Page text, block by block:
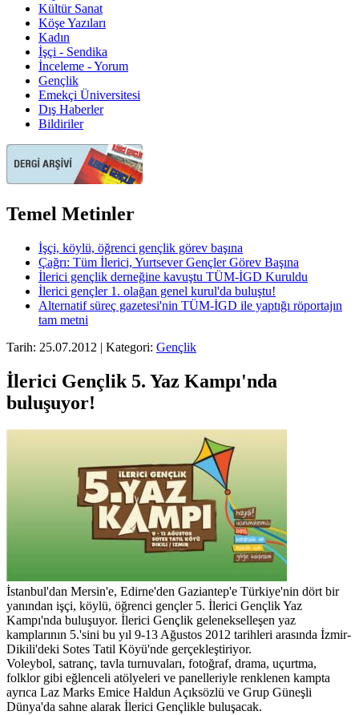
Kültür Sanat
Köşe Yazıları
Kadın
İşçi - Sendika
İnceleme - Yorum
Gençlik
Emekçi Üniversitesi
Dış Haberler
Bildiriler
Temel Metinler
İşçi, köylü, öğrenci gençlik görev başına
Çağrı: Tüm İlerici, Yurtsever Gençler Görev Başına
İlerici gençlik derneğine kavuştu TÜM-İGD Kuruldu
İlerici gençler 1. olağan genel kurul'da buluştu!
Alternatif süreç gazetesi'nin TÜM-İGD ile yaptığı röportajın
tam metni
Tarih: 25.07.2012 | Kategori: Gençlik
İlerici Gençlik 5. Yaz Kampı'nda
buluşuyor!
İstanbul'dan Mersin'e, Edirne'den Gaziantep'e Türkiye'nin dört bir
yanından işçi, köylü, öğrenci gençler 5. İlerici Gençlik Yaz
Kampı'nda buluşuyor. İlerici Gençlik gelenekselleşen yaz
kamplarının 5.'sini bu yıl 9-13 Ağustos 2012 tarihleri arasında İzmir-
Dikili'deki Sotes Tatil Köyü'nde gerçekleştiriyor.
Voleybol, satranç, tavla turnuvaları, fotoğraf, drama, uçurtma,
folklor gibi eğlenceli atölyeleri ve panelleriyle renklenen kampta
ayrıca Laz Marks Emice Haldun Açıksözlü ve Grup Güneşli
Dünya'da sahne alarak İlerici Gençlikle buluşacak.